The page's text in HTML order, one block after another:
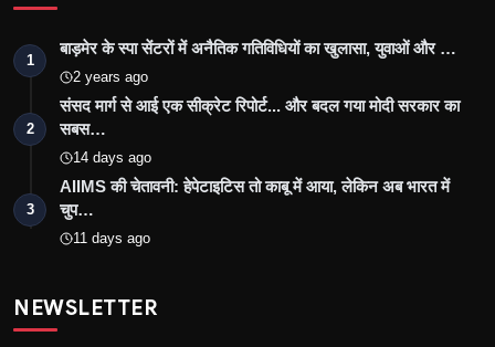
1
बाड़मेर के स्पा सेंटरों में अनैतिक गतिविधियों का खुलासा, युवाओं और …
2 years ago
2
संसद मार्ग से आई एक सीक्रेट रिपोर्ट... और बदल गया मोदी सरकार का
सबस…
14 days ago
3
AIIMS की चेतावनी: हेपेटाइटिस तो काबू में आया, लेकिन अब भारत में
चुप…
11 days ago
NEWSLETTER